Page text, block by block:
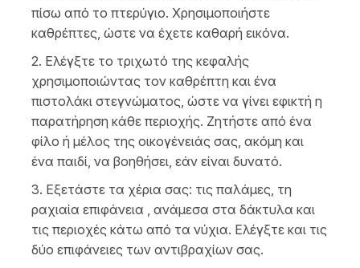
πίσω από το πτερύγιο. Χρησιμοποιήστε
καθρέπτες, ώστε να έχετε καθαρή εικόνα.
2. Ελέγξτε το τριχωτό της κεφαλής
χρησιμοποιώντας τον καθρέπτη και ένα
πιστολάκι στεγνώματος, ώστε να γίνει εφικτή η
παρατήρηση κάθε περιοχής. Ζητήστε από ένα
φίλο ή μέλος της οικογένειάς σας, ακόμη και
ένα παιδί, να βοηθήσει, εάν είναι δυνατό.
3. Εξετάστε τα χέρια σας: τις παλάμες, τη
ραχιαία επιφάνεια , ανάμεσα στα δάκτυλα και
τις περιοχές κάτω από τα νύχια. Ελέγξτε και τις
δύο επιφάνειες των αντιβραχίων σας.